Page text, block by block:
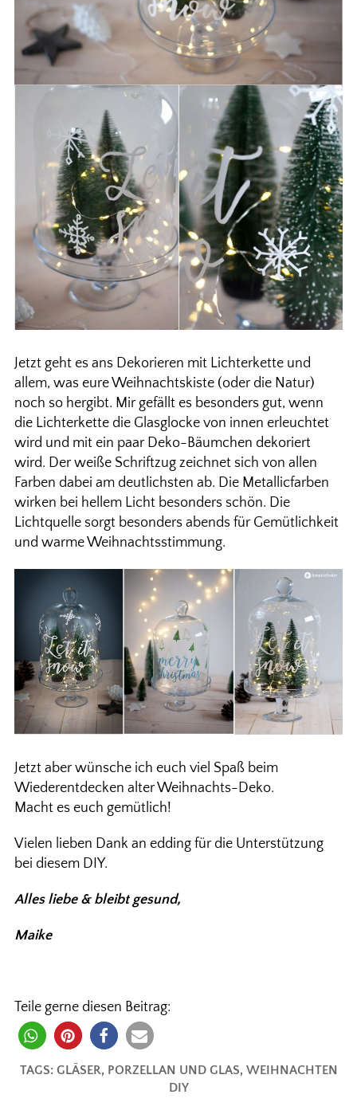
Jetzt geht es ans Dekorieren mit Lichterkette und
allem, was eure Weihnachtskiste (oder die Natur)
noch so hergibt. Mir gefällt es besonders gut, wenn
die Lichterkette die Glasglocke von innen erleuchtet
wird und mit ein paar Deko-Bäumchen dekoriert
wird. Der weiße Schriftzug zeichnet sich von allen
Farben dabei am deutlichsten ab. Die Metallicfarben
wirken bei hellem Licht besonders schön. Die
Lichtquelle sorgt besonders abends für Gemütlichkeit
und warme Weihnachtsstimmung.
Jetzt aber wünsche ich euch viel Spaß beim
Wiederentdecken alter Weihnachts-Deko.
Macht es euch gemütlich!
Vielen lieben Dank an edding für die Unterstützung
bei diesem DIY.
Alles liebe & bleibt gesund,
Maike
Teile gerne diesen Beitrag:
TAGS: GLÄSER, PORZELLAN UND GLAS, WEIHNACHTEN
DIY